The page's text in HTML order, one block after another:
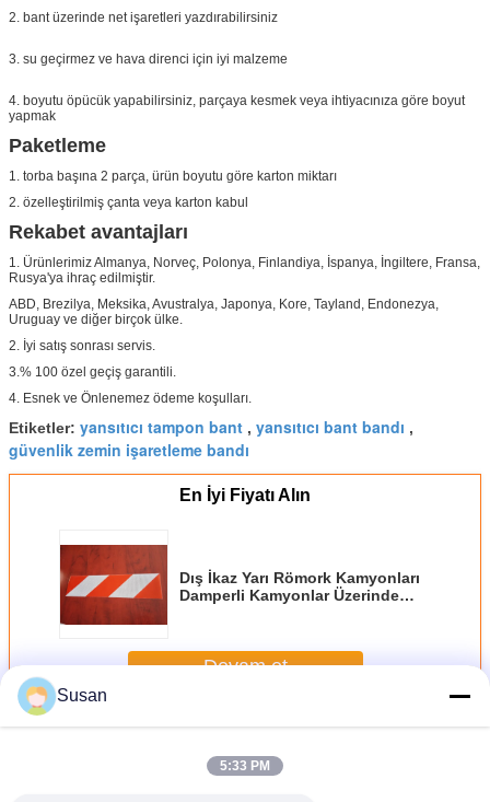
2. bant üzerinde net işaretleri yazdırabilirsiniz
3. su geçirmez ve hava direnci için iyi malzeme
4. boyutu öpücük yapabilirsiniz, parçaya kesmek veya ihtiyacınıza göre boyut
yapmak
Paketleme
1. torba başına 2 parça, ürün boyutu göre karton miktarı
2. özelleştirilmiş çanta veya karton kabul
Rekabet avantajları
1. Ürünlerimiz Almanya, Norveç, Polonya, Finlandiya, İspanya, İngiltere, Fransa,
Rusya'ya ihraç edilmiştir.
ABD, Brezilya, Meksika, Avustralya, Japonya, Kore, Tayland, Endonezya,
Uruguay ve diğer birçok ülke.
2. İyi satış sonrası servis.
3.% 100 özel geçiş garantili.
4. Esnek ve Önlenemez ödeme koşulları.
Etiketler: yansıtıcı tampon bant , yansıtıcı bant bandı ,
güvenlik zemin işaretleme bandı
En İyi Fiyatı Alın
Dış İkaz Yarı Römork Kamyonları
Damperli Kamyonlar Üzerinde
Devam et
DahaYansıtıcı Araç İşaretleme Bandı
Susan
5:33 PM